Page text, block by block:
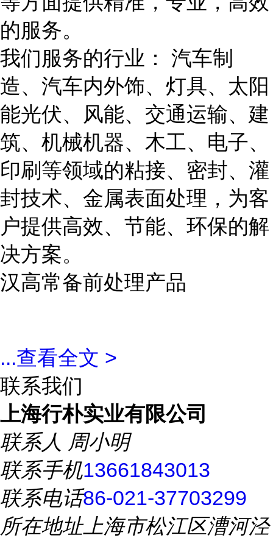
的服务。
我们服务的行业： 汽车制
造、汽车内外饰、灯具、太阳
能光伏、风能、交通运输、建
筑、机械机器、木工、电子、
印刷等领域的粘接、密封、灌
封技术、金属表面处理，为客
户提供高效、节能、环保的解
决方案。
汉高常备前处理产品
...查看全文 >
联系我们
上海行朴实业有限公司
联系人 周小明
联系手机13661843013
联系电话86-021-37703299
所在地址上海市松江区漕河泾